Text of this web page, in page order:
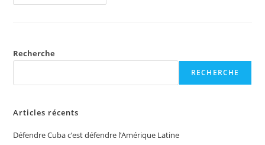
Recherche
RECHERCHE
Articles récents
Défendre Cuba c’est défendre l’Amérique Latine